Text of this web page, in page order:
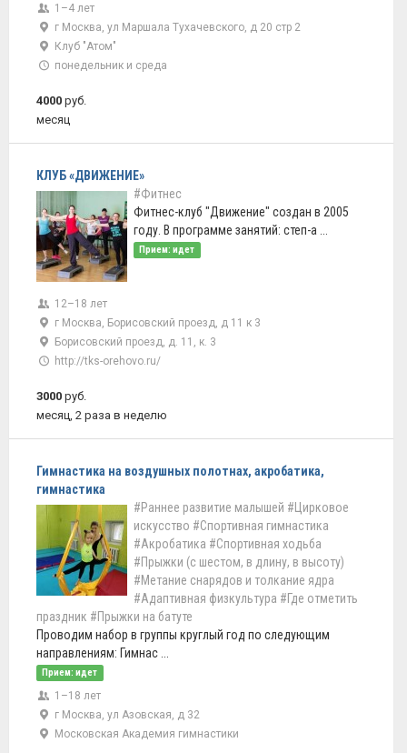
1–4 лет
г Москва, ул Маршала Тухачевского, д 20 стр 2
Клуб "Атом"
понедельник и среда
4000 руб.
месяц
КЛУБ «ДВИЖЕНИЕ»
#Фитнес
Фитнес-клуб "Движение" создан в 2005
году. В программе занятий: степ-а ...
Прием: идет
12–18 лет
г Москва, Борисовский проезд, д 11 к 3
Борисовский проезд, д. 11, к. 3
http://tks-orehovo.ru/
3000 руб.
месяц, 2 раза в неделю
Гимнастика на воздушных полотнах, акробатика,
гимнастика
#Раннее развитие малышей #Цирковое
искусство #Спортивная гимнастика
#Акробатика #Спортивная ходьба
#Прыжки (с шестом, в длину, в высоту)
#Метание снарядов и толкание ядра
#Адаптивная физкультура #Где отметить
праздник #Прыжки на батуте
Проводим набор в группы круглый год по следующим
направлениям: Гимнас ...
Прием: идет
1–18 лет
г Москва, ул Азовская, д 32
Московская Академия гимнастики